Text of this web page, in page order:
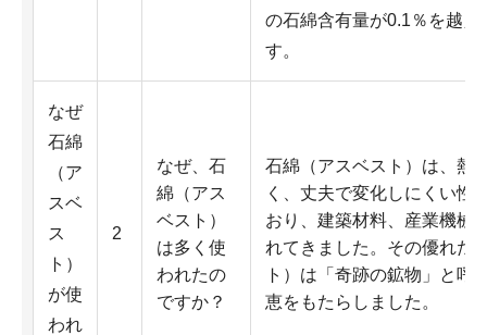
の石綿含有量が0.1％を越
す。
なぜ
石綿
（ア
スベ
ス
ト）
が使
われ
2
なぜ、石
綿（アス
ベスト）
は多く使
われたの
ですか？
石綿（アスベスト）は、熱
く、丈夫で変化しにくい性
おり、建築材料、産業機械
れてきました。その優れた
ト）は「奇跡の鉱物」と呼
恵をもたらしました。